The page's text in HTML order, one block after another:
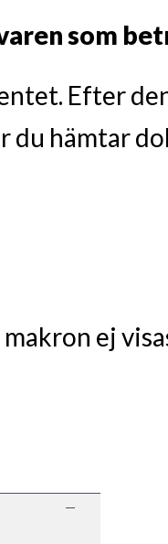
som
Efter
du hämtar
ej